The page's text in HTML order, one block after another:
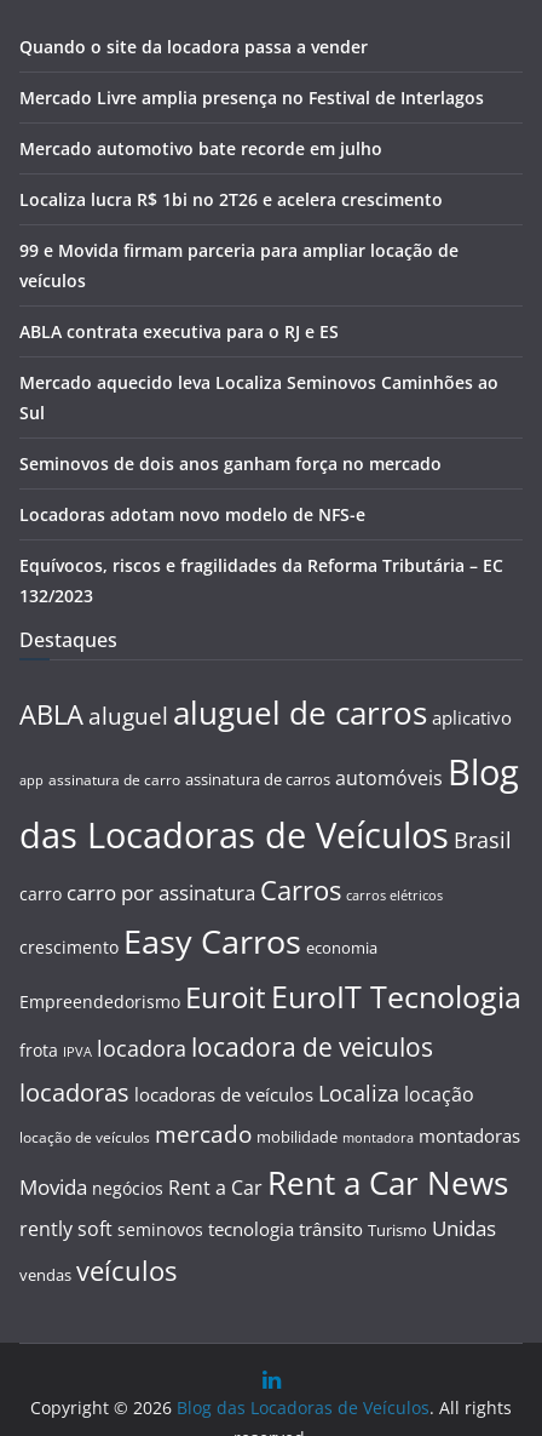
Quando o site da locadora passa a vender
Mercado Livre amplia presença no Festival de Interlagos
Mercado automotivo bate recorde em julho
Localiza lucra R$ 1bi no 2T26 e acelera crescimento
99 e Movida firmam parceria para ampliar locação de
veículos
ABLA contrata executiva para o RJ e ES
Mercado aquecido leva Localiza Seminovos Caminhões ao
Sul
Seminovos de dois anos ganham força no mercado
Locadoras adotam novo modelo de NFS-e
Equívocos, riscos e fragilidades da Reforma Tributária – EC
132/2023
Destaques
ABLA aluguel aluguel de carros aplicativo
app assinatura de carro assinatura de carros automóveis Blog
das Locadoras de Veículos Brasil
carro carro por assinatura Carros carros elétricos
crescimento Easy Carros economia
Empreendedorismo Euroit EuroIT Tecnologia
frota IPVA locadora locadora de veiculos
locadoras locadoras de veículos Localiza locação
locação de veículos mercado mobilidade montadora montadoras
Movida negócios Rent a Car Rent a Car News
rently soft seminovos tecnologia trânsito Turismo Unidas
vendas veículos
Copyright © 2026 Blog das Locadoras de Veículos. All rights